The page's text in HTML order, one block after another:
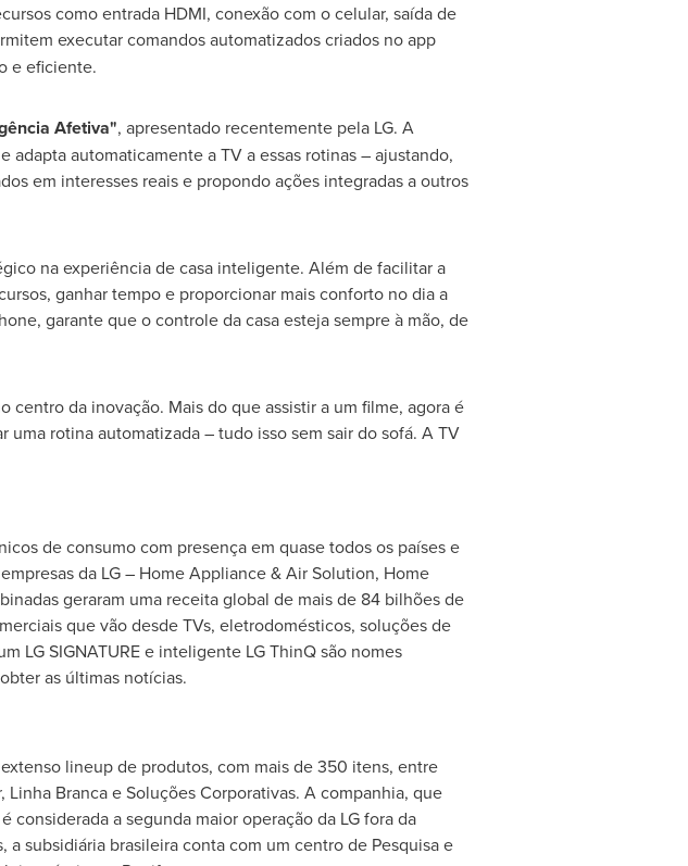
como entrada HDMI, conexão com o celular, saída de
executar comandos automatizados criados no app
e eficiente.
Afetiva", apresentado recentemente pela LG. A
automaticamente a TV a essas rotinas – ajustando,
em interesses reais e propondo ações integradas a outros
na experiência de casa inteligente. Além de facilitar a
ganhar tempo e proporcionar mais conforto no dia a
garante que o controle da casa esteja sempre à mão, de
centro da inovação. Mais do que assistir a um filme, agora é
rotina automatizada – tudo isso sem sair do sofá. A TV
de consumo com presença em quase todos os países e
da LG – Home Appliance & Air Solution, Home
geraram uma receita global de mais de 84 bilhões de
que vão desde TVs, eletrodomésticos, soluções de
LG SIGNATURE e inteligente LG ThinQ são nomes
as últimas notícias.
lineup de produtos, com mais de 350 itens, entre
Branca e Soluções Corporativas. A companhia, que
a segunda maior operação da LG fora da
subsidiária brasileira conta com um centro de Pesquisa e